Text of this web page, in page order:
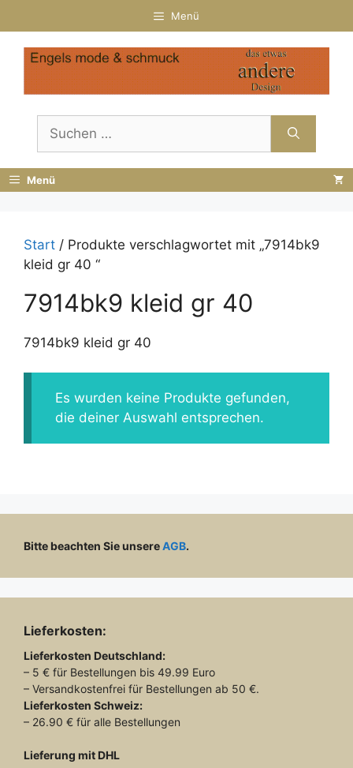
Inhalt
springen
Menü
nach:
Menü
Start / Produkte verschlagwortet mit „7914bk9
kleid gr 40 “
7914bk9 kleid gr 40
7914bk9 kleid gr 40
Es wurden keine Produkte gefunden,
die deiner Auswahl entsprechen.
Bitte beachten Sie unsereAGB.
Lieferkosten:
Lieferkosten Deutschland:
– 5 € für Bestellungen bis 49.99 Euro
– Versandkostenfrei für Bestellungen ab 50 €.
Lieferkosten Schweiz:
– 26.90 € für alle Bestellungen
Lieferung mit DHL